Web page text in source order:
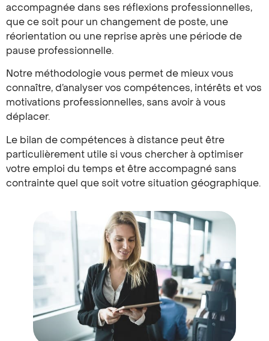
accompagnée dans ses réflexions professionnelles,
que ce soit pour un changement de poste, une
réorientation ou une reprise après une période de
pause professionnelle.
Notre méthodologie vous permet de mieux vous
connaître, d’analyser vos compétences, intérêts et vos
motivations professionnelles, sans avoir à vous
déplacer.
Le bilan de compétences à distance peut être
particulièrement utile si vous chercher à optimiser
votre emploi du temps et être accompagné sans
contrainte quel que soit votre situation géographique.